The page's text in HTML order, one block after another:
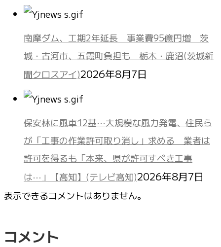
南摩ダム、工期2年延長 事業費95億円増 茨
城・古河市、五霞町負担も 栃木・鹿沼(茨城新
聞クロスアイ)2026年8月7日
保安林に風車12基⋯大規模な風力発電、住民ら
が「工事の作業許可取り消し」求める 業者は
許可を得るも「本来、県が許可すべき工事
は⋯」【高知】(テレビ高知)2026年8月7日
表示できるコメントはありません。
コメント